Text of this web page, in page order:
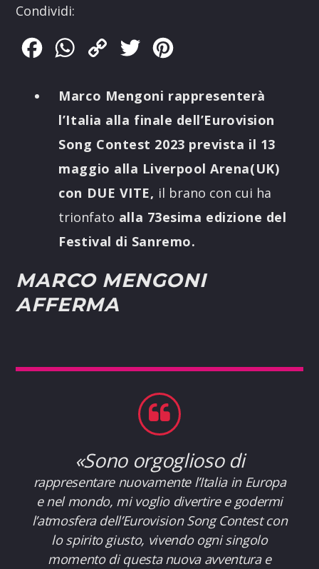
Condividi:
FacebookWhatsApp
Copy
Twitter
Marco Mengoni rappresenterà
l’Italia alla finale dell’Eurovision
Song Contest 2023 prevista il 13
maggio alla Liverpool Arena(UK)
con DUE VITE, il brano con cui ha
trionfato alla 73esima edizione del
Festival di Sanremo.
MARCO MENGONI
AFFERMA
«Sono orgoglioso di
rappresentare nuovamente l’Italia in Europa
e nel mondo, mi voglio divertire e godermi
l’atmosfera dell’Eurovision Song Contest con
lo spirito giusto, vivendo ogni singolo
momento di questa nuova avventura e